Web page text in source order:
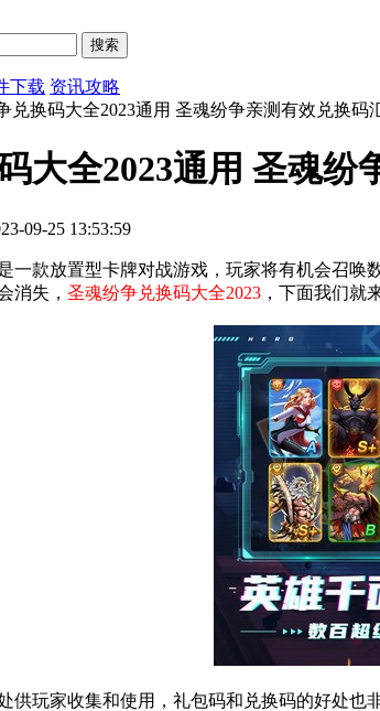
下载 资讯攻略
兑换码大全2023通用 圣魂纷争亲测有效兑换码
大全2023通用 圣魂纷
09-25 13:53:59
一款放置型卡牌对战游戏，玩家将有机会召
消失， 圣魂纷争兑换码大全2023 ，下面我们就
供玩家收集和使用，礼包码和兑换码的好处也